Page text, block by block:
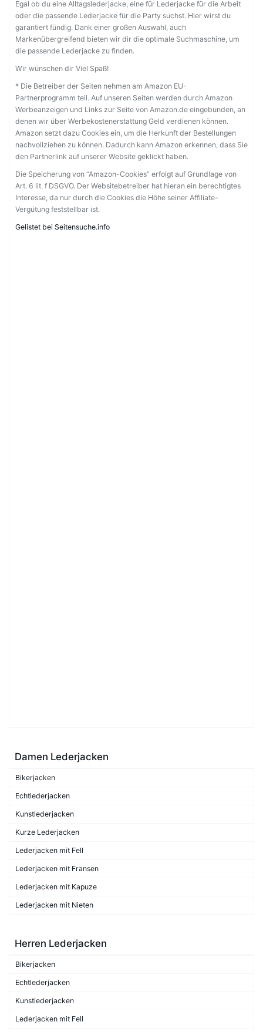
Egal ob du eine Alltagslederjacke, eine für Lederjacke für die Arbeit
oder die passende Lederjacke für die Party suchst. Hier wirst du
garantiert fündig. Dank einer großen Auswahl, auch
Markenübergreifend bieten wir dir die optimale Suchmaschine, um
die passende Lederjacke zu finden.
Wir wünschen dir Viel Spaß!
* Die Betreiber der Seiten nehmen am Amazon EU-
Partnerprogramm teil. Auf unseren Seiten werden durch Amazon
Werbeanzeigen und Links zur Seite von Amazon.de eingebunden, an
denen wir über Werbekostenerstattung Geld verdienen können.
Amazon setzt dazu Cookies ein, um die Herkunft der Bestellungen
nachvollziehen zu können. Dadurch kann Amazon erkennen, dass Sie
den Partnerlink auf unserer Website geklickt haben.
Die Speicherung von “Amazon-Cookies” erfolgt auf Grundlage von
Art. 6 lit. f DSGVO. Der Websitebetreiber hat hieran ein berechtigtes
Interesse, da nur durch die Cookies die Höhe seiner Affiliate-
Vergütung feststellbar ist.
Gelistet bei Seitensuche.info
Damen Lederjacken
Bikerjacken
Echtlederjacken
Kunstlederjacken
Kurze Lederjacken
Lederjacken mit Fell
Lederjacken mit Fransen
Lederjacken mit Kapuze
Lederjacken mit Nieten
Herren Lederjacken
Bikerjacken
Echtlederjacken
Kunstlederjacken
Lederjacken mit Fell